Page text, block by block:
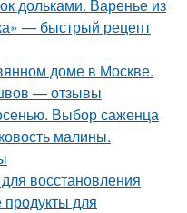
дольками. Варенье из
— быстрый рецепт
доме в Москве.
— отзывы
Выбор саженца
малины.
восстановления
для